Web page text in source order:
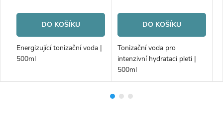
DO KOŠÍKU
Energizující tonizační voda |
500ml
DO KOŠÍKU
Tonizační voda pro
intenzivní hydrataci pleti |
500ml